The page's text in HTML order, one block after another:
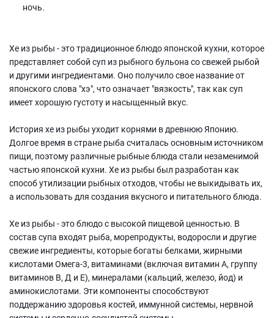
ночь.
Хе из рыбы - это традиционное блюдо японской кухни, которое
представляет собой суп из рыбного бульона со свежей рыбой
и другими ингредиентами. Оно получило свое название от
японского слова "хэ", что означает "вязкость", так как суп
имеет хорошую густоту и насыщенный вкус.
История хе из рыбы уходит корнями в древнюю Японию.
Долгое время в стране рыба считалась основным источником
пищи, поэтому различные рыбные блюда стали незаменимой
частью японской кухни. Хе из рыбы был разработан как
способ утилизации рыбных отходов, чтобы не выкидывать их,
а использовать для создания вкусного и питательного блюда.
Хе из рыбы - это блюдо с высокой пищевой ценностью. В
состав супа входят рыба, морепродукты, водоросли и другие
свежие ингредиенты, которые богаты белками, жирными
кислотами Омега-3, витаминами (включая витамин А, группу
витаминов B, Д и Е), минералами (кальций, железо, йод) и
аминокислотами. Эти компоненты способствуют
поддержанию здоровья костей, иммунной системы, нервной